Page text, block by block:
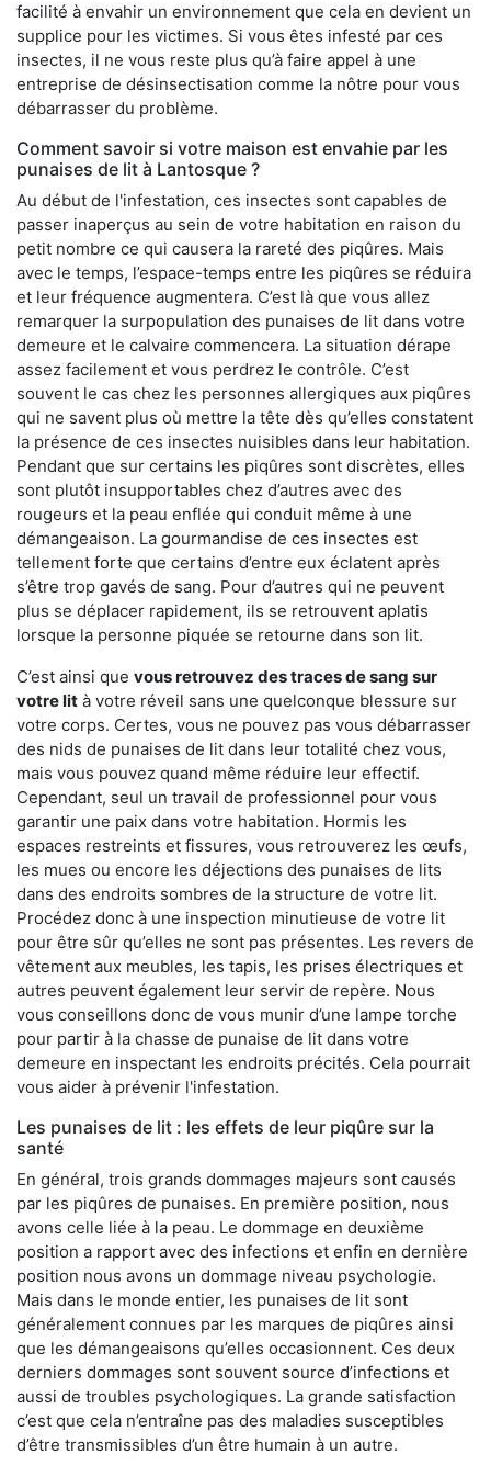
facilité à envahir un environnement que cela en devient un
supplice pour les victimes. Si vous êtes infesté par ces
insectes, il ne vous reste plus qu’à faire appel à une
entreprise de désinsectisation comme la nôtre pour vous
débarrasser du problème.
Comment savoir si votre maison est envahie par les
punaises de lit à Lantosque ?
Au début de l'infestation, ces insectes sont capables de
passer inaperçus au sein de votre habitation en raison du
petit nombre ce qui causera la rareté des piqûres. Mais
avec le temps, l’espace-temps entre les piqûres se réduira
et leur fréquence augmentera. C’est là que vous allez
remarquer la surpopulation des punaises de lit dans votre
demeure et le calvaire commencera. La situation dérape
assez facilement et vous perdrez le contrôle. C’est
souvent le cas chez les personnes allergiques aux piqûres
qui ne savent plus où mettre la tête dès qu’elles constatent
la présence de ces insectes nuisibles dans leur habitation.
Pendant que sur certains les piqûres sont discrètes, elles
sont plutôt insupportables chez d’autres avec des
rougeurs et la peau enflée qui conduit même à une
démangeaison. La gourmandise de ces insectes est
tellement forte que certains d’entre eux éclatent après
s’être trop gavés de sang. Pour d’autres qui ne peuvent
plus se déplacer rapidement, ils se retrouvent aplatis
lorsque la personne piquée se retourne dans son lit.
C’est ainsi que vous retrouvez des traces de sang sur
votre lit à votre réveil sans une quelconque blessure sur
votre corps. Certes, vous ne pouvez pas vous débarrasser
des nids de punaises de lit dans leur totalité chez vous,
mais vous pouvez quand même réduire leur effectif.
Cependant, seul un travail de professionnel pour vous
garantir une paix dans votre habitation. Hormis les
espaces restreints et fissures, vous retrouverez les œufs,
les mues ou encore les déjections des punaises de lits
dans des endroits sombres de la structure de votre lit.
Procédez donc à une inspection minutieuse de votre lit
pour être sûr qu’elles ne sont pas présentes. Les revers de
vêtement aux meubles, les tapis, les prises électriques et
autres peuvent également leur servir de repère. Nous
vous conseillons donc de vous munir d’une lampe torche
pour partir à la chasse de punaise de lit dans votre
demeure en inspectant les endroits précités. Cela pourrait
vous aider à prévenir l'infestation.
Les punaises de lit : les effets de leur piqûre sur la
santé
En général, trois grands dommages majeurs sont causés
par les piqûres de punaises. En première position, nous
avons celle liée à la peau. Le dommage en deuxième
position a rapport avec des infections et enfin en dernière
position nous avons un dommage niveau psychologie.
Mais dans le monde entier, les punaises de lit sont
généralement connues par les marques de piqûres ainsi
que les démangeaisons qu’elles occasionnent. Ces deux
derniers dommages sont souvent source d’infections et
aussi de troubles psychologiques. La grande satisfaction
c’est que cela n’entraîne pas des maladies susceptibles
d’être transmissibles d’un être humain à un autre.